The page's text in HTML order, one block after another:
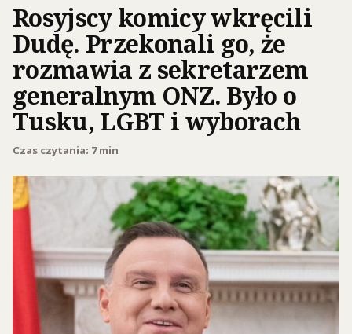
Rosyjscy komicy wkręcili
Dudę. Przekonali go, że
rozmawia z sekretarzem
generalnym ONZ. Było o
Tusku, LGBT i wyborach
Czas czytania: 7 min